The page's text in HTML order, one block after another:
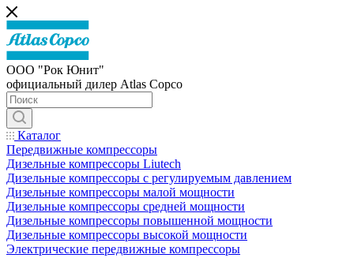
ООО "Рок Юнит"
официальный дилер Atlas Copco
Каталог
Передвижные компрессоры
Дизельные компрессоры Liutech
Дизельные компрессоры с регулируемым давлением
Дизельные компрессоры малой мощности
Дизельные компрессоры средней мощности
Дизельные компрессоры повышенной мощности
Дизельные компрессоры высокой мощности
Электрические передвижные компрессоры